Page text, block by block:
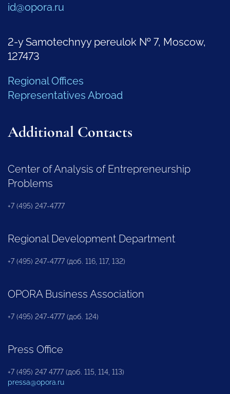
id@opora.ru
2-y Samotechnyy pereulok № 7, Moscow,
127473
Regional Offices
Representatives Abroad
Additional Contacts
Center of Analysis of Entrepreneurship
Problems
+7 (495) 247-4777
Regional Development Department
+7 (495) 247-4777 (доб. 116, 117, 132)
OPORA Business Association
+7 (495) 247-4777 (доб. 124)
Press Office
+7 (495) 247 4777 (доб. 115, 114, 113)
pressa@opora.ru